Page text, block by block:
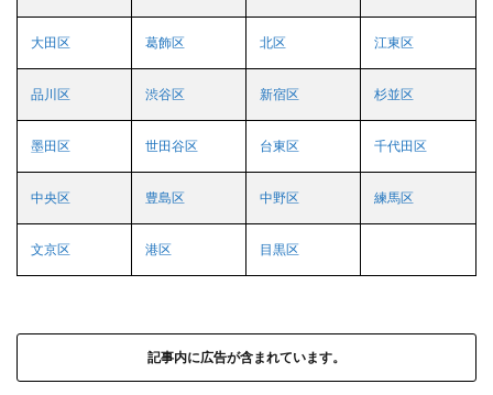
大田区 葛飾区 北区 江東区
品川区 渋谷区 新宿区 杉並区
墨田区 世田谷区 台東区 千代田区
中央区 豊島区 中野区 練馬区
文京区 港区 目黒区
記事内に広告が含まれています。